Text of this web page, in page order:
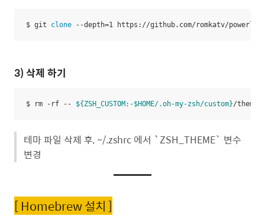
$ git clone --depth=1 https://github.com/romkatv/
3) 삭제 하기
$ rm -rf -- ${ZSH_CUSTOM:-$HOME/.oh-my-zsh/custom}/
테마 파일 삭제 후, ~/.zshrc 에서 `ZSH_THEME` 변수
변경
[ Homebrew 설치 ]